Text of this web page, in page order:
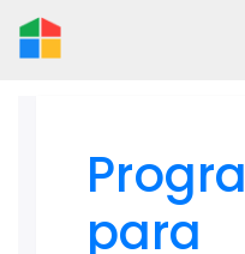
para